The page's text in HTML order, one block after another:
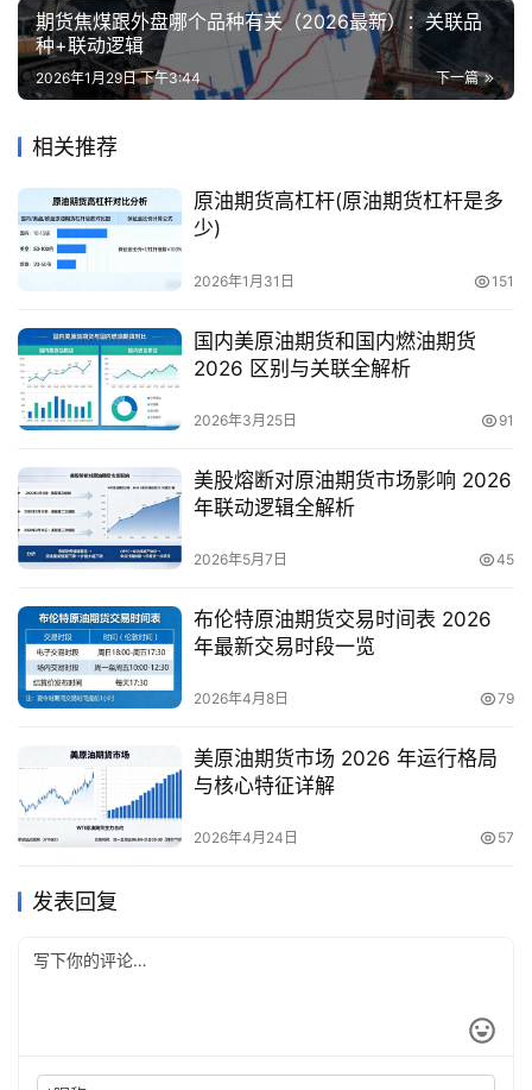
期货焦煤跟外盘哪个品种有关（2026最新）：关联品
种+联动逻辑
下一篇
2026年1月29日 下午3:44
相关推荐
原油期货高杠杆(原油期货杠杆是多
少)
2026年1月31日 151
国内美原油期货和国内燃油期货
2026 区别与关联全解析
2026年3月25日 91
美股熔断对原油期货市场影响 2026
年联动逻辑全解析
2026年5月7日 45
布伦特原油期货交易时间表 2026
年最新交易时段一览
2026年4月8日 79
美原油期货市场 2026 年运行格局
与核心特征详解
2026年4月24日 57
发表回复